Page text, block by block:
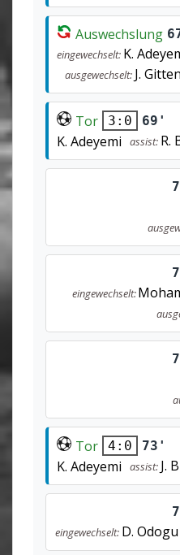
Auswechslung
eingewechselt: K.
ausgewechselt: J.
Tor 3:0 69'
K. Adeyemi assist: R.
eingewechselt:
Tor 4:0 73'
K. Adeyemi assist: J.
eingewechselt: D. Odogu